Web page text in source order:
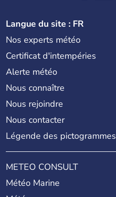
Langue du site : FR
Nos experts météo
Certificat d'intempéries
Alerte météo
Nous connaître
Nous rejoindre
Nous contacter
Légende des pictogrammes
METEO CONSULT
Météo Marine